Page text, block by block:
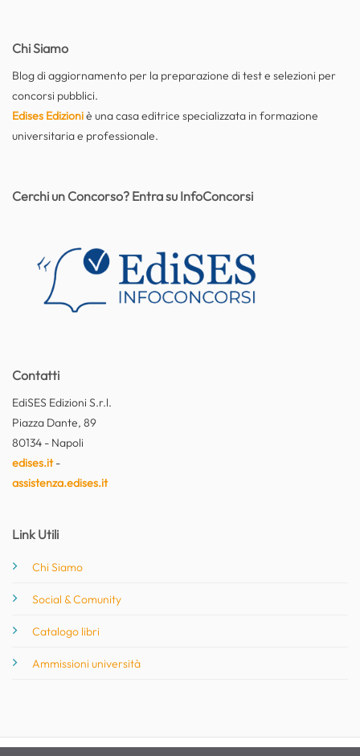
Chi Siamo
Blog di aggiornamento per la preparazione di test e selezioni per
concorsi pubblici.
Edises Edizioniè una casa editrice specializzata in formazione
universitaria e professionale.
Contatti
EdiSES Edizioni S.r.l.
Piazza Dante, 89
80134 - Napoli
edises.it-
assistenza.edises.it
Link Utili
Chi Siamo
Social & Comunity
Catalogo libri
Ammissioni università
Cerchi un Concorso? Entra su InfoConcorsi